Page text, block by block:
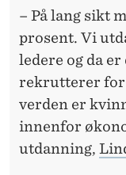
– På lang sikt
prosent. Vi
ledere og da
rekrutterer for
verden er
innenfor
utdanning,